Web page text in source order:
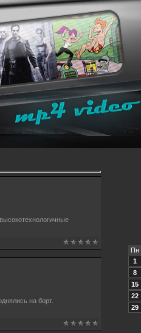
на борт.
Пн
1
8
15
22
29